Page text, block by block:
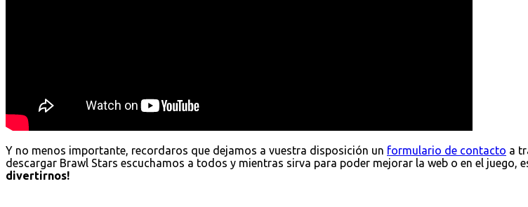
Y no menos importante, recordaros que dejamos a vuestra disposición un formulario de contacto a
descargar Brawl Stars escuchamos a todos y mientras sirva para poder mejorar la web o en el juego,
divertirnos!